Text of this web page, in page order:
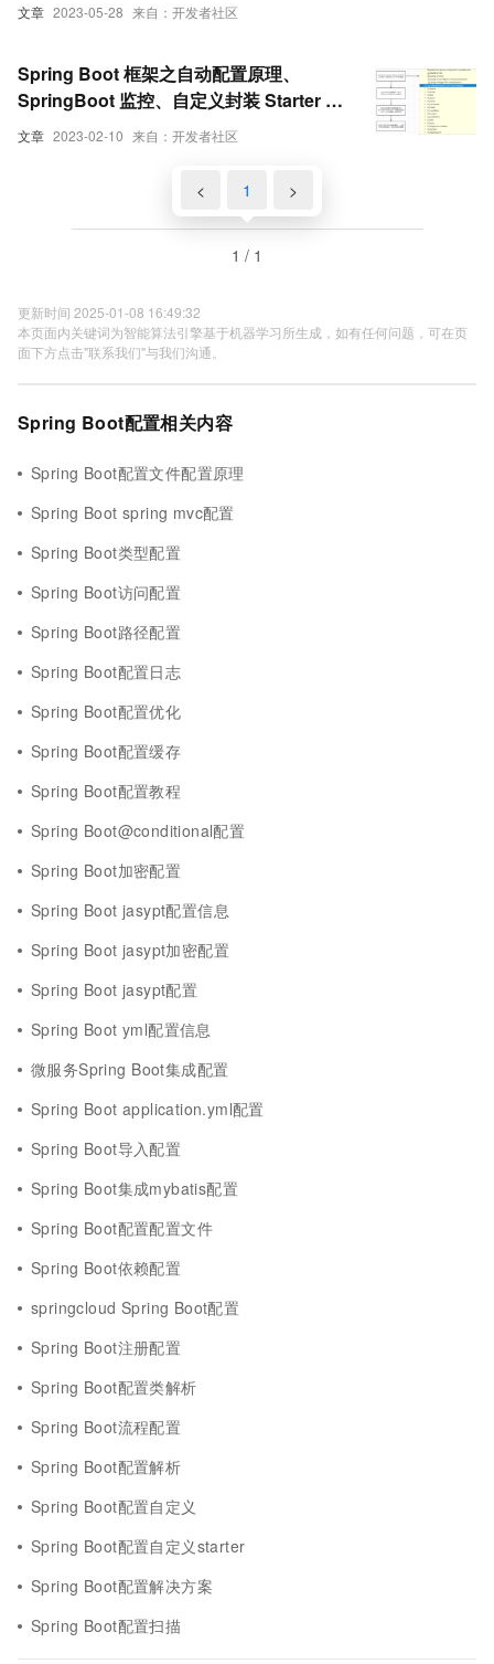
文章 2023-05-28 来自：开发者社区
文章 2023-02-10 来自：开发者社区
Spring Boot 框架之自动配置原理、
SpringBoot 监控、自定义封装 Starter 启
动器等使用指南
< 1 >
1 / 1
更新时间 2025-01-08 16:49:32
本页面内关键词为智能算法引擎基于机器学习所生成，如有任何问题，可在页
面下方点击"联系我们"与我们沟通。
Spring Boot配置相关内容
Spring Boot配置文件配置原理
Spring Boot spring mvc配置
Spring Boot类型配置
Spring Boot访问配置
Spring Boot路径配置
Spring Boot配置日志
Spring Boot配置优化
Spring Boot配置缓存
Spring Boot配置教程
Spring Boot@conditional配置
Spring Boot加密配置
Spring Boot jasypt配置信息
Spring Boot jasypt加密配置
Spring Boot jasypt配置
Spring Boot yml配置信息
微服务Spring Boot集成配置
Spring Boot application.yml配置
Spring Boot导入配置
Spring Boot集成mybatis配置
Spring Boot配置配置文件
Spring Boot依赖配置
springcloud Spring Boot配置
Spring Boot注册配置
Spring Boot配置类解析
Spring Boot流程配置
Spring Boot配置解析
Spring Boot配置自定义
Spring Boot配置自定义starter
Spring Boot配置解决方案
Spring Boot配置扫描